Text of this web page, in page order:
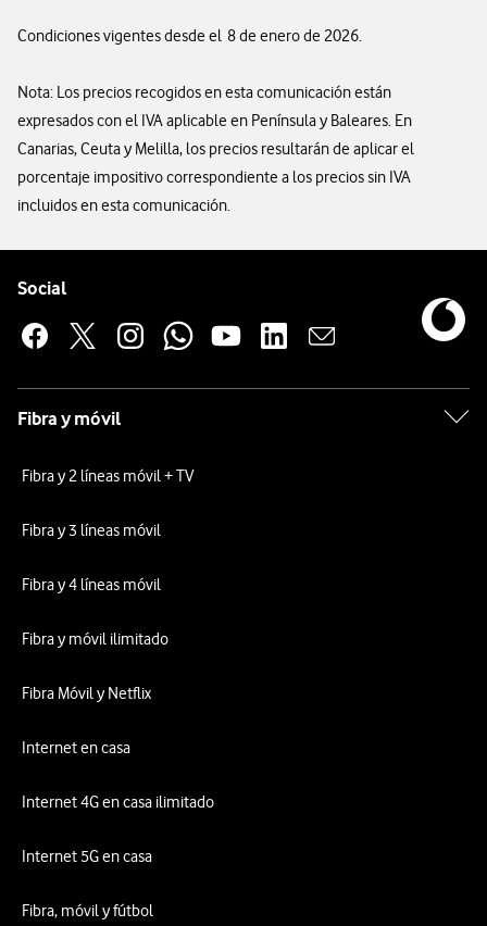
Condiciones vigentes desde el 8 de enero de 2026.
Nota: Los precios recogidos en esta comunicación están
expresados con el IVA aplicable en Península y Baleares. En
Canarias, Ceuta y Melilla, los precios resultarán de aplicar el
porcentaje impositivo correspondiente a los precios sin IVA
incluidos en esta comunicación.
Social
Fibra y móvil
Fibra y 2 líneas móvil + TV
Fibra y 3 líneas móvil
Fibra y 4 líneas móvil
Fibra y móvil ilimitado
Fibra Móvil y Netflix
Internet en casa
Internet 4G en casa ilimitado
Internet 5G en casa
Fibra, móvil y fútbol